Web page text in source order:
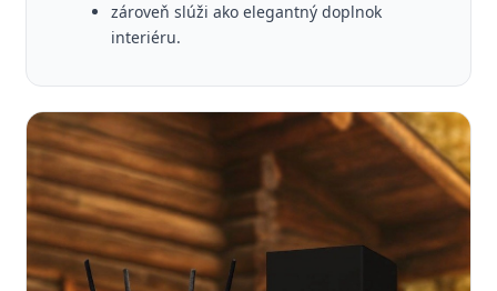
zároveň slúži ako elegantný doplnok
interiéru.